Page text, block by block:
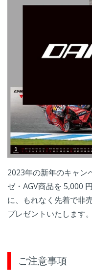
2023年の新年のキャン
ゼ・AGV商品を 5,000
に、もれなく先着で非
プレゼントいたします。
ご注意事項